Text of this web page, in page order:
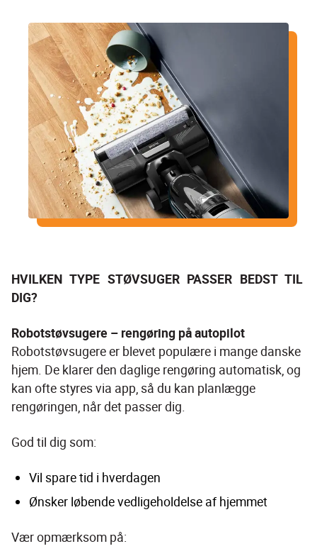
HVILKEN TYPE STØVSUGER PASSER BEDST TIL
DIG?
Robotstøvsugere – rengøring på autopilot
Robotstøvsugere er blevet populære i mange danske
hjem. De klarer den daglige rengøring automatisk, og
kan ofte styres via app, så du kan planlægge
rengøringen, når det passer dig.
God til dig som:
Vil spare tid i hverdagen
Ønsker løbende vedligeholdelse af hjemmet
Vær opmærksom på: